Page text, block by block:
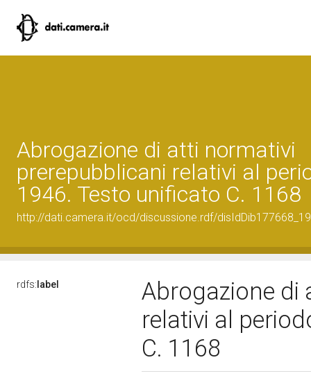
Abrogazione di atti normativi
prerepubblicani relativi al
1946. Testo unificato C. 1168
http://dati.camera.it/ocd/discussione.rdf/disIdDib177668_19
rdfs: label
Abrogazione di
relativi al
C. 1168